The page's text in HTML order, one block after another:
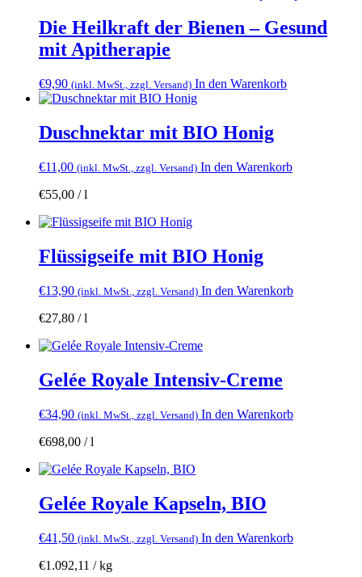
Die Heilkraft der Bienen – Gesund
mit Apitherapie
€9,90 (inkl. MwSt., zzgl. Versand) In den Warenkorb
Duschnektar mit BIO Honig
€11,00 (inkl. MwSt., zzgl. Versand) In den Warenkorb
€55,00 /l
Flüssigseife mit BIO Honig
€13,90 (inkl. MwSt., zzgl. Versand) In den Warenkorb
€27,80 /l
Gelée Royale Intensiv-Creme
€34,90 (inkl. MwSt., zzgl. Versand) In den Warenkorb
€698,00 /l
Gelée Royale Kapseln, BIO
€41,50 (inkl. MwSt., zzgl. Versand) In den Warenkorb
€1.092,11 /kg